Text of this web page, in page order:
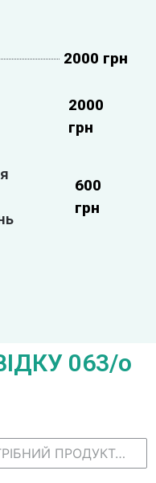
2000 грн
2000
грн
600
грн
063/о
-----ОБЕРІТЬ ЗІ СПИСКА ПОТРІБНИЙ ПРОДУКТ-----